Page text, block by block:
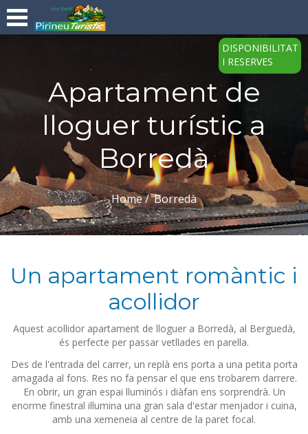
DISPONIBILITAT
I RESERVES
Apartament de
lloguer turístic a
Borredà
Home Borredà
Un apartament romàntic i
acollidor
Aquest acollidor apartament de lloguer a Borredà, al Berguedà,
és perfecte per passar vetllades en parella.
Des de l'entrada del carrer, un replà ens porta a una petita porta
amagada al fons. Res no fa pensar el que ens trobarem darrere.
En obrir, un gran espai lluminós i diàfan ens sorprendrà. Un
enorme finestral il·lumina una gran sala d'estar menjador i cuina,
amb una xemeneia al centre de la paret focal.